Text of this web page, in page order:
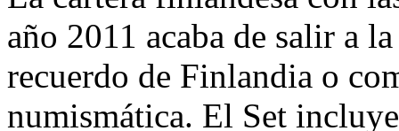
año 2011 acaba de salir a
recuerdo de Finlandia o
numismática. El Set